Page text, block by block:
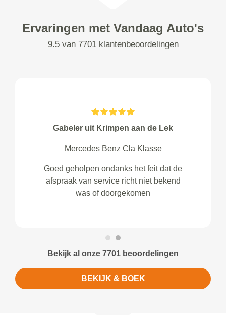
Ervaringen met Vandaag Auto's
9.5 van 7701 klantenbeoordelingen
Gabeler uit Krimpen aan de Lek
Mercedes Benz Cla Klasse
Goed geholpen ondanks het feit dat de
afspraak van service richt niet bekend
was of doorgekomen
Bekijk al onze 7701 beoordelingen
BEKIJK & BOEK